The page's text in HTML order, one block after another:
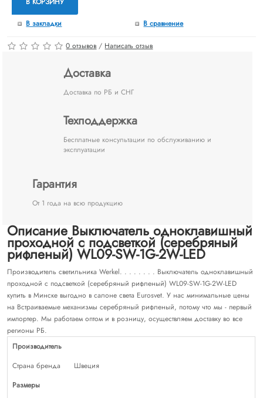
В закладки В сравнение
0 отзывов / Написать отзыв
Доставка
Доставка по РБ и СНГ
Техподдержка
Бесплатные консультации по обслуживанию и
эксплуатации
Гарантия
От 1 года на всю продукцию
Описание Выключатель одноклавишный
проходной с подсветкой (cеребряный
рифленый) WL09-SW-1G-2W-LED
Производитель светильника Werkel. . . . . . . . Выключатель одноклавишный
проходной с подсветкой (cеребряный рифленый) WL09-SW-1G-2W-LED
купить в Минске выгодно в салоне света Eurosvet. У нас минимальные цены
на Встраиваемые механизмы серебряный рифленый, потому что мы - первый
импортер. Мы работаем оптом и в розницу, осуществляем доставку во все
регионы РБ.
Производитель
Страна бренда
Швеция
Размеры